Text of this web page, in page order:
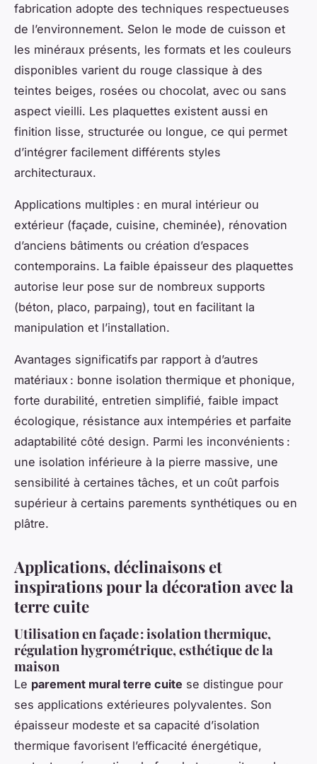
fabrication adopte des techniques respectueuses
de l’environnement. Selon le mode de cuisson et
les minéraux présents, les formats et les couleurs
disponibles varient du rouge classique à des
teintes beiges, rosées ou chocolat, avec ou sans
aspect vieilli. Les plaquettes existent aussi en
finition lisse, structurée ou longue, ce qui permet
d’intégrer facilement différents styles
architecturaux.
Applications multiples : en mural intérieur ou
extérieur (façade, cuisine, cheminée), rénovation
d’anciens bâtiments ou création d’espaces
contemporains. La faible épaisseur des plaquettes
autorise leur pose sur de nombreux supports
(béton, placo, parpaing), tout en facilitant la
manipulation et l’installation.
Avantages significatifs par rapport à d’autres
matériaux : bonne isolation thermique et phonique,
forte durabilité, entretien simplifié, faible impact
écologique, résistance aux intempéries et parfaite
adaptabilité côté design. Parmi les inconvénients :
une isolation inférieure à la pierre massive, une
sensibilité à certaines tâches, et un coût parfois
supérieur à certains parements synthétiques ou en
plâtre.
Applications, déclinaisons et
inspirations pour la décoration avec la
terre cuite
Utilisation en façade : isolation thermique,
régulation hygrométrique, esthétique de la
maison
Le parement mural terre cuite se distingue pour
ses applications extérieures polyvalentes. Son
épaisseur modeste et sa capacité d’isolation
thermique favorisent l’efficacité énergétique,